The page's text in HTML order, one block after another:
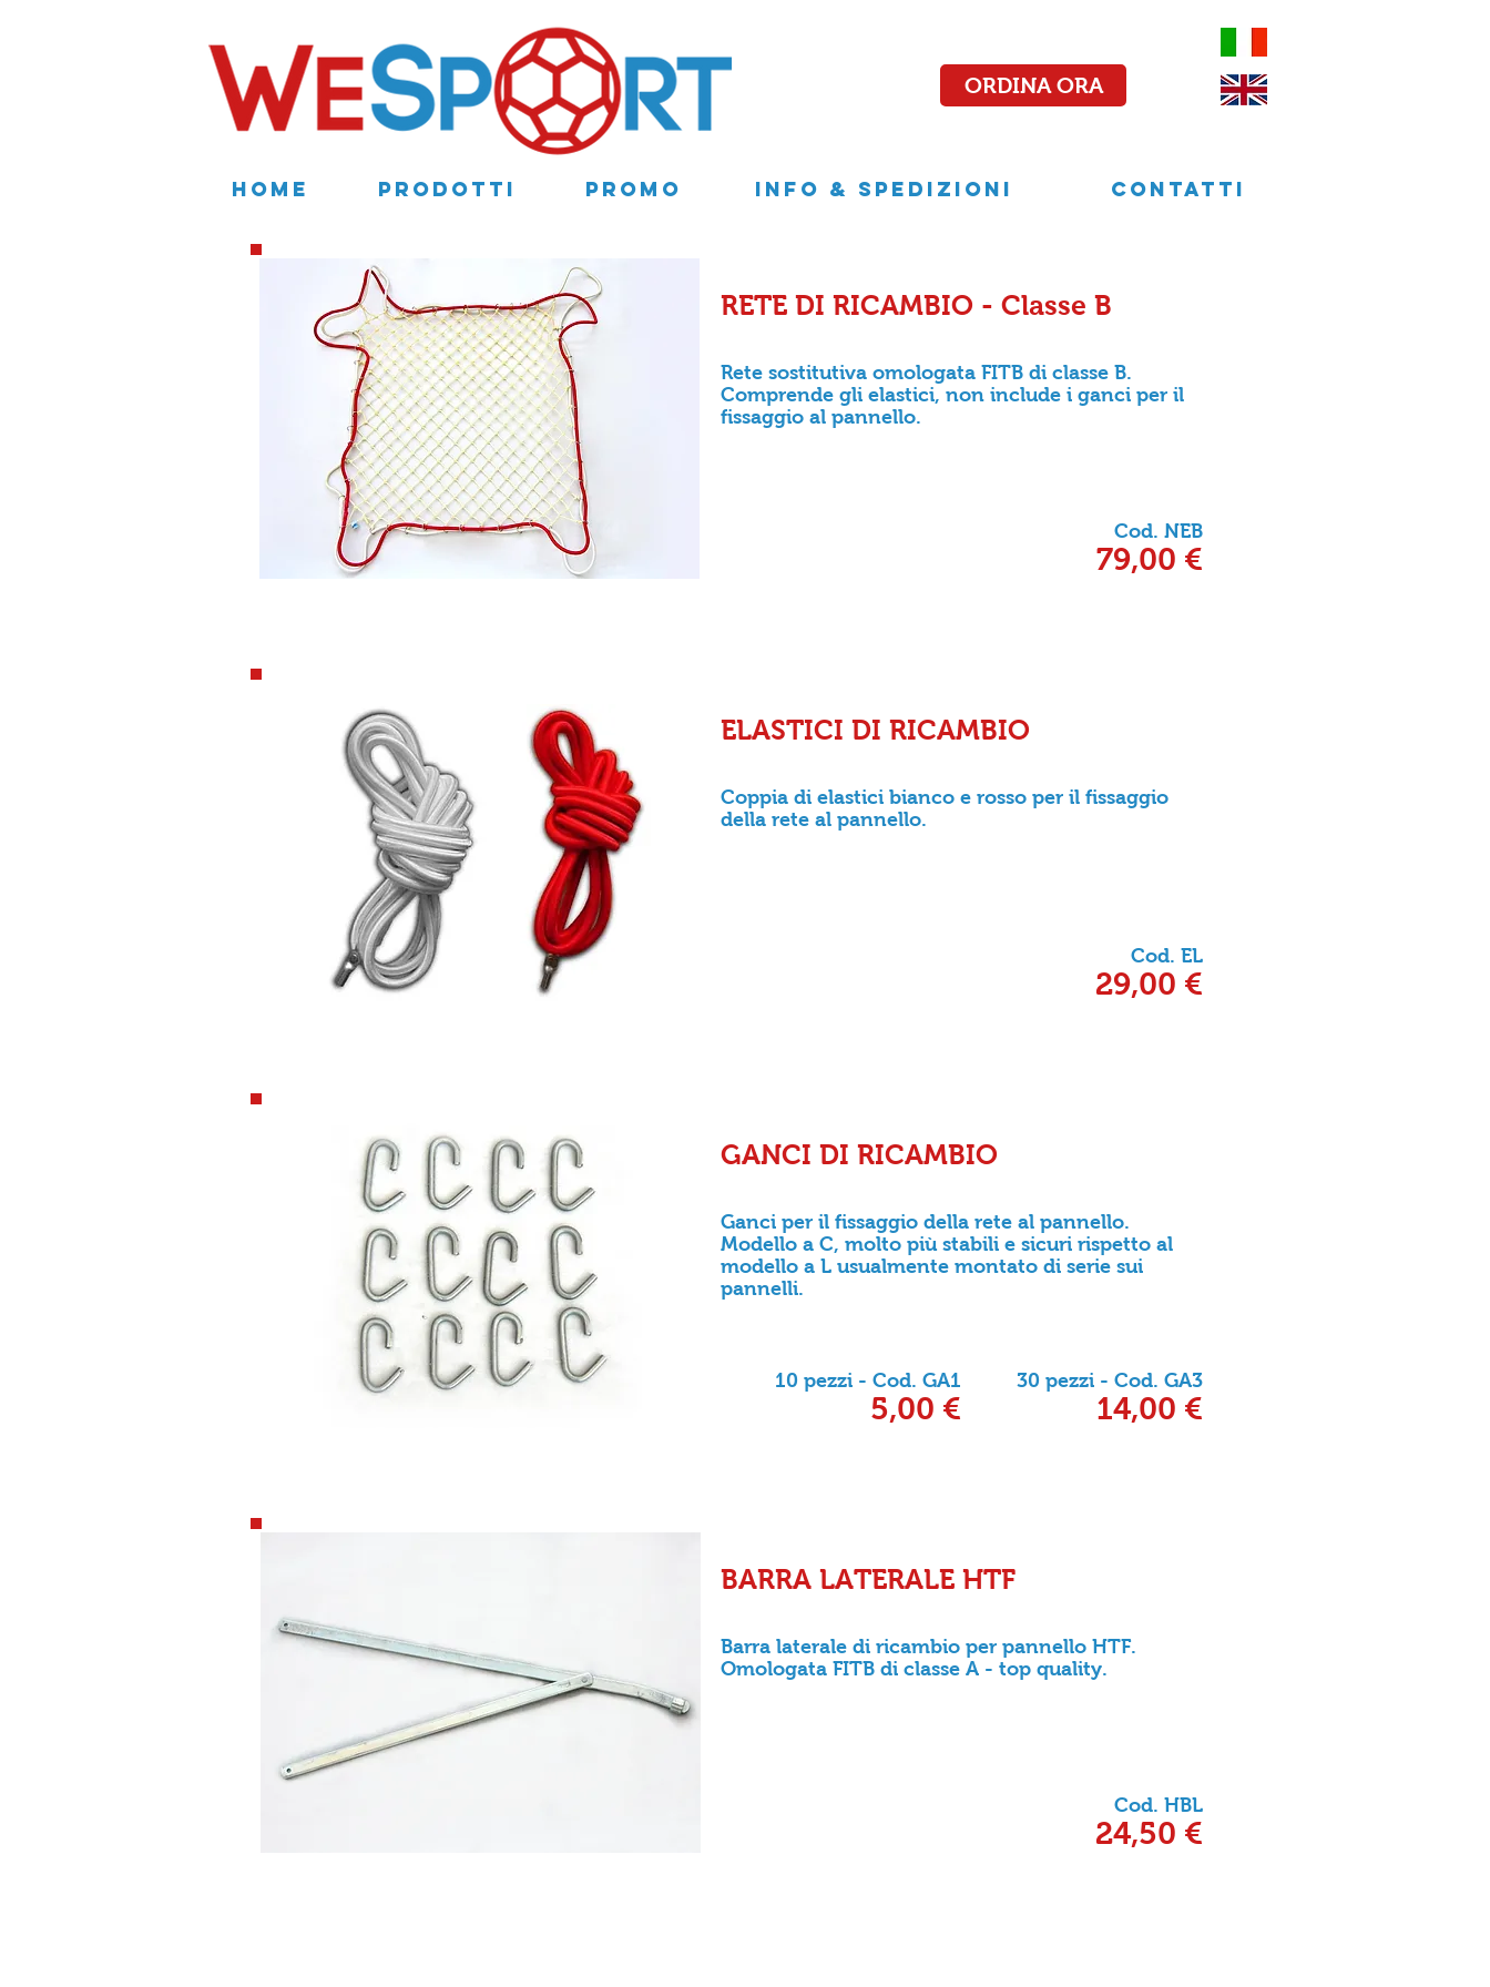
ORDINA ORA
HOME PRODOTTI PROMO INFO & SPEDIZIONI CONTATTI
RETE DI RICAMBIO - Classe B
Rete sostitutiva omologata FITB di classe B.
Comprende gli elastici, non include i ganci per il
fissaggio al pannello.
Cod. NEB
79,00 €
ELASTICI DI RICAMBIO
Coppia di elastici bianco e rosso per il fissaggio
della rete al pannello.
Cod. EL
29,00 €
GANCI DI RICAMBIO
Ganci per il fissaggio della rete al pannello.
Modello a C, molto più stabili e sicuri rispetto al
modello a L usualmente montato di serie sui
pannelli.
10 pezzi - Cod. GA1
5,00 €
30 pezzi - Cod. GA3
14,00 €
BARRA LATERALE HTF
Barra laterale di ricambio per pannello HTF.
Omologata FITB di classe A - top quality.
Cod. HBL
24,50 €